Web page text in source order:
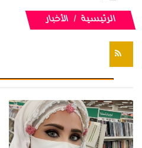
الرئيسية الأخبار